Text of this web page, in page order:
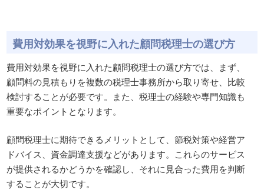
費用対効果を視野に入れた顧問税理士の選び方
費用対効果を視野に入れた顧問税理士の選び方では、まず、
顧問料の見積もりを複数の税理士事務所から取り寄せ、比較
検討することが必要です。また、税理士の経験や専門知識も
重要なポイントとなります。
顧問税理士に期待できるメリットとして、節税対策や経営ア
ドバイス、資金調達支援などがあります。これらのサービス
が提供されるかどうかを確認し、それに見合った費用を判断
することが大切です。